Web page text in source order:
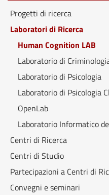
Progetti di ricerca
Laboratori di Ricerca
Human Cognition LAB
Laboratorio di
Laboratorio di Psicologia
Laboratorio di Psicologia
OpenLab
Laboratorio Informatico
Centri di Ricerca
Centri di Studio
Partecipazioni a Centri di
Convegni e seminari